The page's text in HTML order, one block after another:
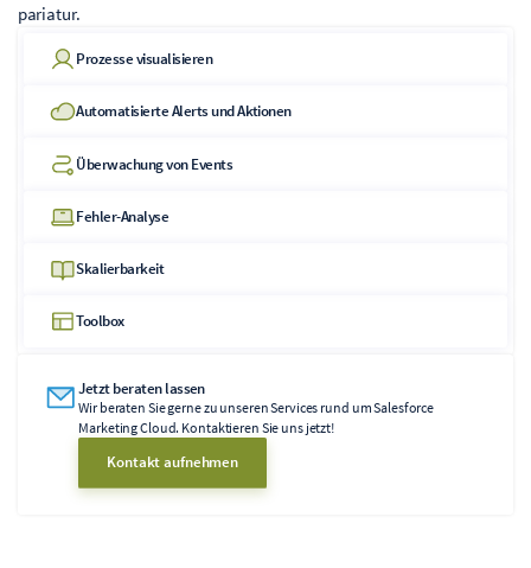
pariatur.
Prozesse visualisieren
Automatisierte Alerts und Aktionen
Überwachung von Events
Fehler-Analyse
Skalierbarkeit
Toolbox
Jetzt beraten lassen
Wir beraten Sie gerne zu unseren Services rund um Salesforce
Marketing Cloud. Kontaktieren Sie uns jetzt!
Kontakt aufnehmen